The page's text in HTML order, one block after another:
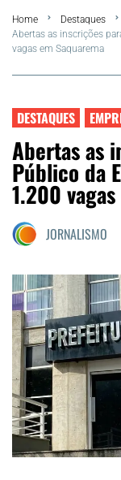
FLA Araru 2026
Araruama
Região dos Lagos
Agenda Cultural
Colunistas
Matérias Exclusivas
Home
Destaques
Abertas as inscrições
vagas em Saquarema
DESTAQUES
Abertas as
Público da
1.200
JORNALISMO